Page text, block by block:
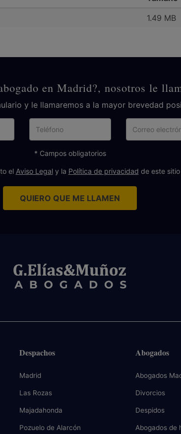
1.49 MB
en Madrid?, nosotros le
y le llamaremos a la mayor brevedad
* Campos obligatorios
el Aviso Legaly la Política de privacidad de este
QUIERO QUE ME LLAMEN
Despachos
Madrid
Las Rozas
Majadahonda
Pozuelo de Alarcón
Abogados
Abogados
Divorcios
Despidos
Abogados de